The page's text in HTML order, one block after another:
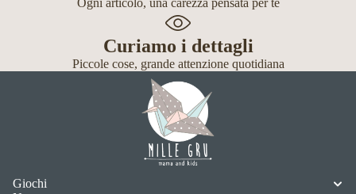
Ogni articolo, una carezza pensata per te
Curiamo i dettagli
Piccole cose, grande attenzione quotidiana
Giochi